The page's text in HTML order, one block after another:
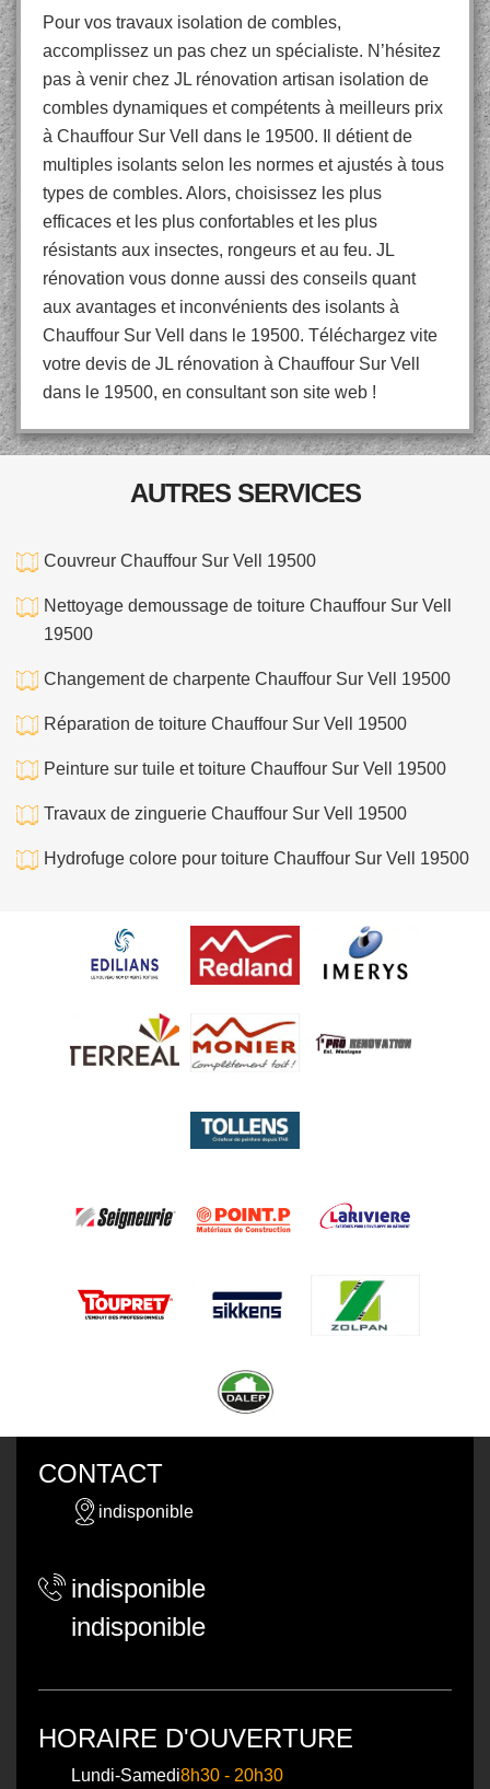
Pour vos travaux isolation de combles,
accomplissez un pas chez un spécialiste. N’hésitez
pas à venir chez JL rénovation artisan isolation de
combles dynamiques et compétents à meilleurs prix
à Chauffour Sur Vell dans le 19500. Il détient de
multiples isolants selon les normes et ajustés à tous
types de combles. Alors, choisissez les plus
efficaces et les plus confortables et les plus
résistants aux insectes, rongeurs et au feu. JL
rénovation vous donne aussi des conseils quant
aux avantages et inconvénients des isolants à
Chauffour Sur Vell dans le 19500. Téléchargez vite
votre devis de JL rénovation à Chauffour Sur Vell
dans le 19500, en consultant son site web !
AUTRES SERVICES
Couvreur Chauffour Sur Vell 19500
Nettoyage demoussage de toiture Chauffour Sur Vell
19500
Changement de charpente Chauffour Sur Vell 19500
Réparation de toiture Chauffour Sur Vell 19500
Peinture sur tuile et toiture Chauffour Sur Vell 19500
Travaux de zinguerie Chauffour Sur Vell 19500
Hydrofuge colore pour toiture Chauffour Sur Vell 19500
CONTACT
indisponible
indisponible
indisponible
HORAIRE D'OUVERTURE
Lundi-Samedi8h30 - 20h30